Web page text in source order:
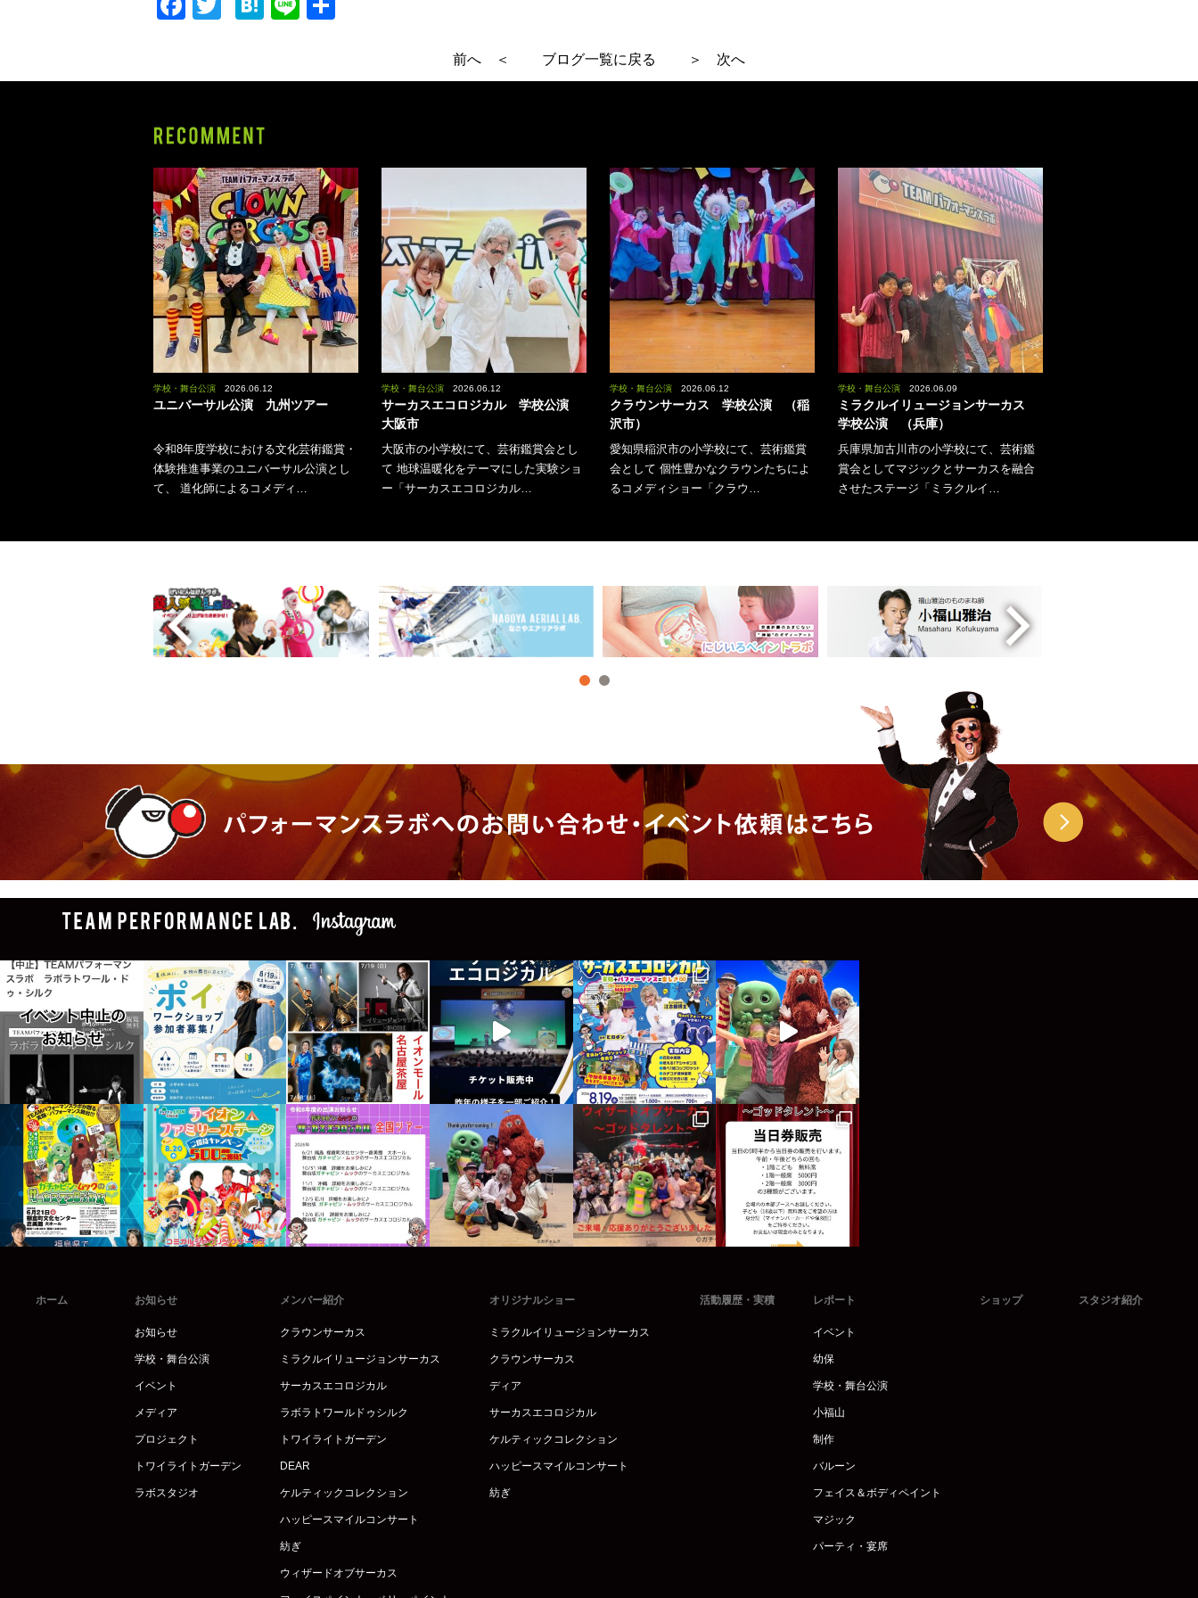
e
b
o
o
k
er n
a
前へ ＜ ブログ一覧に戻る ＞ 次へ
学校・舞台公演 2026.06.12
ユニバーサル公演 九州ツアー
令和8年度学校における文化芸術鑑賞・
体験推進事業のユニバーサル公演とし
て、 道化師によるコメディ…
学校・舞台公演 2026.06.12
サーカスエコロジカル 学校公演
大阪市
大阪市の小学校にて、芸術鑑賞会とし
て 地球温暖化をテーマにした実験ショ
ー「サーカスエコロジカル…
学校・舞台公演 2026.06.12
クラウンサーカス 学校公演 （稲
沢市）
愛知県稲沢市の小学校にて、芸術鑑賞
会として 個性豊かなクラウンたちによ
るコメディショー「クラウ…
学校・舞台公演 2026.06.09
ミラクルイリュージョンサーカス
学校公演 （兵庫）
兵庫県加古川市の小学校にて、芸術鑑
賞会としてマジックとサーカスを融合
させたステージ「ミラクルイ…
ホーム お知らせ
お知らせ
学校・舞台公演
イベント
メディア
プロジェクト
トワイライトガーデン
ラボスタジオ
メンバー紹介
クラウンサーカス
ミラクルイリュージョンサーカス
サーカスエコロジカル
ラボラトワールドゥシルク
トワイライトガーデン
DEAR
ケルティックコレクション
ハッピースマイルコンサート
紡ぎ
ウィザードオブサーカス
オリジナルショー
ミラクルイリュージョンサーカス
クラウンサーカス
ディア
サーカスエコロジカル
ケルティックコレクション
ハッピースマイルコンサート
紡ぎ
活動履歴・実積 レポート
イベント
幼保
学校・舞台公演
小福山
制作
バルーン
フェイス＆ボディペイント
マジック
パーティ・宴席
ショップ スタジオ紹介